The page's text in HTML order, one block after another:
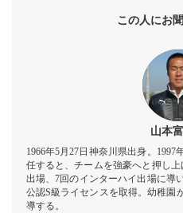
この人にお
山本
1966年5月27日神奈川県出身。
任すると、チームを強豪へと押し
出場、7回のインターハイ出場に導
公認S級ライセンスを取得。幼稚園
導する。